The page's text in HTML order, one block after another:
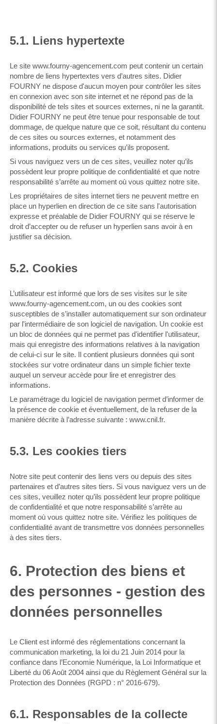
5.1. Liens hypertexte
Le site www.fourny-agencement.com peut contenir un certain
nombre de liens hypertextes vers d’autres sites. Didier
FOURNY ne dispose d'aucun moyen pour contrôler les sites
en connexion avec son site internet et ne répond pas de la
disponibilité de tels sites et sources externes, ni ne la garantit.
Didier FOURNY ne peut être tenue pour responsable de tout
dommage, de quelque nature que ce soit, résultant du contenu
de ces sites ou sources externes, et notamment des
informations, produits ou services qu’ils proposent.
Si vous naviguez vers un de ces sites, veuillez noter qu’ils
possèdent leur propre politique de confidentialité et que notre
responsabilité s’arrête au moment où vous quittez notre site.
Les propriétaires de sites internet tiers ne peuvent mettre en
place un hyperlien en direction de ce site sans l'autorisation
expresse et préalable de Didier FOURNY qui se réserve le
droit d’accepter ou de refuser un hyperlien sans avoir à en
justifier sa décision.
5.2. Cookies
L’utilisateur est informé que lors de ses visites sur le site
www.fourny-agencement.com, un ou des cookies sont
susceptibles de s’installer automatiquement sur son ordinateur
par l'intermédiaire de son logiciel de navigation. Un cookie est
un bloc de données qui ne permet pas d'identifier l'utilisateur,
mais qui enregistre des informations relatives à la navigation
de celui-ci sur le site. Il contient plusieurs données qui sont
stockées sur votre ordinateur dans un simple fichier texte
auquel un serveur accède pour lire et enregistrer des
informations.
Le paramétrage du logiciel de navigation permet d’informer de
la présence de cookie et éventuellement, de la refuser de la
manière décrite à l’adresse suivante : www.cnil.fr.
5.3. Les cookies tiers
Notre site peut contenir des liens vers ou depuis des sites
partenaires et d’autres sites tiers. Si vous naviguez vers un de
ces sites, veuillez noter qu’ils possèdent leur propre politique
de confidentialité et que notre responsabilité s’arrête au
moment où vous quittez notre site. Vérifiez les politiques de
confidentialité avant de transmettre vos données personnelles
à des sites tiers.
6. Protection des biens et
des personnes - gestion des
données personnelles
Le Client est informé des réglementations concernant la
communication marketing, la loi du 21 Juin 2014 pour la
confiance dans l’Economie Numérique, la Loi Informatique et
Liberté du 06 Août 2004 ainsi que du Règlement Général sur la
Protection des Données (RGPD : n° 2016-679).
6.1. Responsables de la collecte